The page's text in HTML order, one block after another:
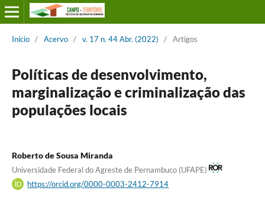
Início / Acervo / v. 17 n. 44 Abr. (2022) / Artigos
Políticas de desenvolvimento,
marginalização e criminalização das
populações locais
Roberto de Sousa Miranda
Universidade Federal do Agreste de Pernambuco (UFAPE)
https://orcid.org/0000-0003-2412-7914